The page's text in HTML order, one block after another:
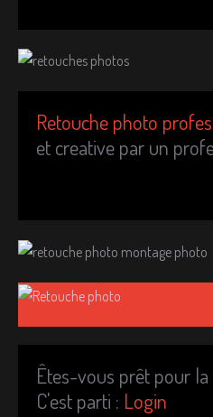
Retouche photo
et creative par un
Êtes-vous prêt pour la
C'est parti : Login